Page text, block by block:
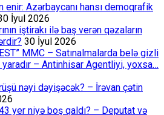
enir: Azərbaycanı hansı demoqrafik
İyul 2026
iştirakı ilə baş verən qəzaların
30 İyul 2026
MMC – Satınalmalarda belə gizli
– Antinhisar Agentliyi, yoxsa…
nəyi dəyişəcək? – İrəvan çətin
yer niyə boş qaldı? – Deputat və